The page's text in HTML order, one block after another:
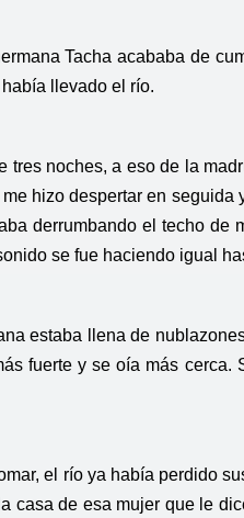
Tacha acababa de
llevado el río.
tres noches, a eso de la
hizo despertar en
derrumbando el techo de
se fue haciendo igual
estaba llena de
fuerte y se oía más
el río ya había perdido
casa de esa mujer que le